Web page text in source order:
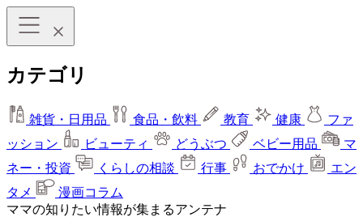
カテゴリ
雑貨・日用品 食品・飲料 教育 健康
ファ
ッション
ビューティ どうぶつ ベビー用品
マ
ネー・投資
くらしの相談 行事 おでかけ
エン
タメ
漫画コラム
ママの知りたい情報が集まるアンテナ